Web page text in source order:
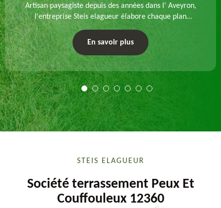
Artisan paysagiste depuis des années dans l' Aveyron,
l'entreprise Steis elagueur élabore chaque plan
d'aménagement paysager et exécute les travaux
afférents. Devis gratuit et sur mesure.
En savoir plus
STEIS ELAGUEUR
Société terrassement Peux Et
Couffouleux 12360